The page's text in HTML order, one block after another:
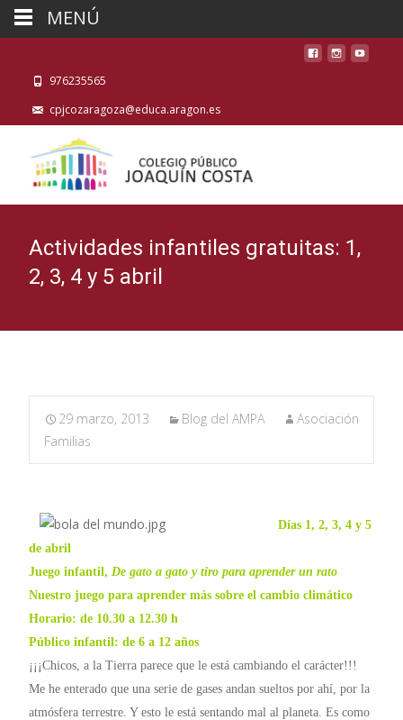
976235565
cpjcozaragoza@educa.aragon.es
Actividades infantiles gratuitas: 1,
2, 3, 4 y 5 abril
29 marzo, 2013 Blog del AMPA
Asociación
Familias
Días 1, 2, 3, 4 y 5
de abril
Juego infantil, De gato a gato y tiro para aprender un rato
Nuestro juego para aprender más sobre el cambio climático
Horario: de 10.30 a 12.30 h
Público infantil: de 6 a 12 años
¡¡¡Chicos, a la Tierra parece que le está cambiando el carácter!!!
Me he enterado que una serie de gases andan sueltos por ahí, por la
atmósfera terrestre. Y esto le está sentando mal al planeta. Es como
MENÚ